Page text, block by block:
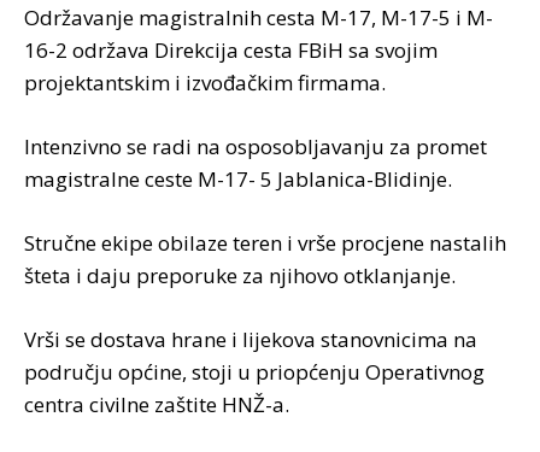
Održavanje magistralnih cesta M-17, M-17-5 i M-
16-2 održava Direkcija cesta FBiH sa svojim
projektantskim i izvođačkim firmama.
Intenzivno se radi na osposobljavanju za promet
magistralne ceste M-17- 5 Jablanica-Blidinje.
Stručne ekipe obilaze teren i vrše procjene nastalih
šteta i daju preporuke za njihovo otklanjanje.
Vrši se dostava hrane i lijekova stanovnicima na
području općine, stoji u priopćenju Operativnog
centra civilne zaštite HNŽ-a.